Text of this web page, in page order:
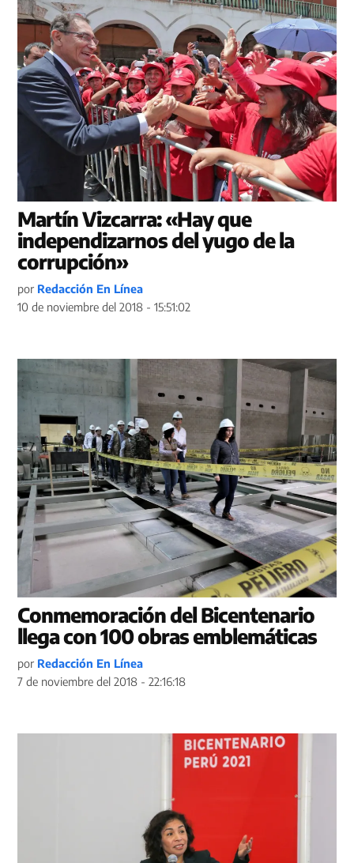
Martín Vizcarra: «Hay que
independizarnos del yugo de la
corrupción»
por Redacción En Línea
10 de noviembre del 2018 - 15:51:02
Conmemoración del Bicentenario
llega con 100 obras emblemáticas
por Redacción En Línea
7 de noviembre del 2018 - 22:16:18